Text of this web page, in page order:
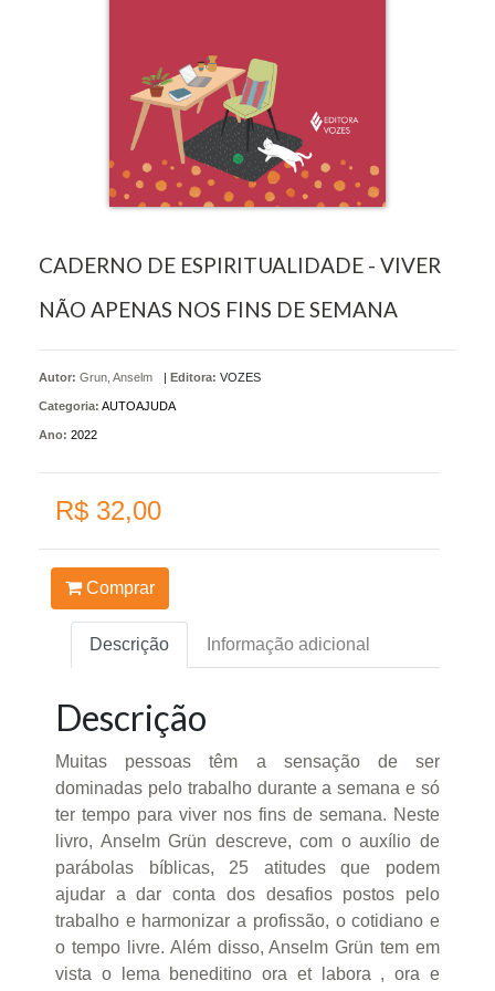
CADERNO DE ESPIRITUALIDADE - VIVER
NÃO APENAS NOS FINS DE SEMANA
Autor: Grun, Anselm | Editora: VOZES
Categoria: AUTOAJUDA
Ano: 2022
R$ 32,00
Comprar
Descrição Informação adicional
Descrição
Muitas pessoas têm a sensação de ser
dominadas pelo trabalho durante a semana e só
ter tempo para viver nos fins de semana. Neste
livro, Anselm Grün descreve, com o auxílio de
parábolas bíblicas, 25 atitudes que podem
ajudar a dar conta dos desafios postos pelo
trabalho e harmonizar a profissão, o cotidiano e
o tempo livre. Além disso, Anselm Grün tem em
vista o lema beneditino ora et labora , ora e